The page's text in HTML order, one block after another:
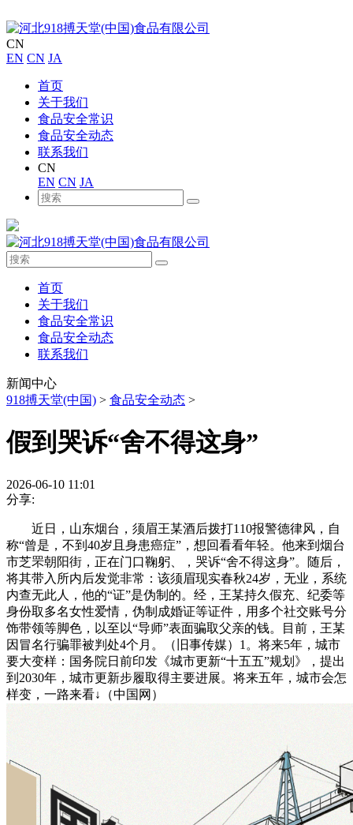
CN
EN CN JA
首页
关于我们
食品安全常识
食品安全动态
联系我们
CN
EN CN JA
首页
关于我们
食品安全常识
食品安全动态
联系我们
新闻中心
918搏天堂(中国) > 食品安全动态 >
假到哭诉“舍不得这身”
2026-06-10 11:01
分享:
近日，山东烟台，须眉王某酒后拨打110报警德律风，自
称“曾是，不到40岁且身患癌症”，想回看看年轻。他来到烟台
市芝罘朝阳街，正在门口鞠躬、，哭诉“舍不得这身”。随后，
将其带入所内后发觉非常：该须眉现实春秋24岁，无业，系统
内查无此人，他的“证”是伪制的。经，王某持久假充、纪委等
身份取多名女性爱情，伪制成婚证等证件，用多个社交账号分
饰带领等脚色，以至以“导师”表面骗取父亲的钱。目前，王某
因冒名行骗罪被判处4个月。（旧事传媒）1。将来5年，城市
要大变样：国务院日前印发《城市更新“十五五”规划》，提出
到2030年，城市更新步履取得主要进展。将来五年，城市会怎
样变，一路来看↓（中国网）